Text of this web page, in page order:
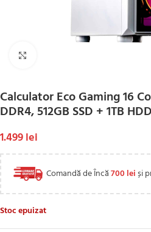
Calculator Eco Gaming 16
DDR4, 512GB SSD + 1TB
1.499lei
Comandă de Încă700 leiși
Stoc epuizat